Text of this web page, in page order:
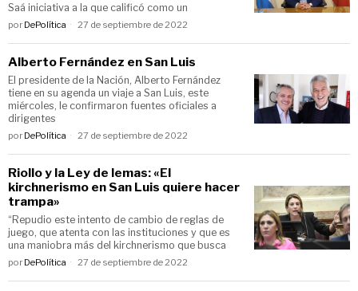
Saá iniciativa a la que calificó como un
por DePolítica 27 de septiembre de 2022
Alberto Fernández en San Luis
El presidente de la Nación, Alberto Fernández
tiene en su agenda un viaje a San Luis, este
miércoles, le confirmaron fuentes oficiales a
dirigentes
por DePolítica 27 de septiembre de 2022
Riollo y la Ley de lemas: «El
kirchnerismo en San Luis quiere hacer
trampa»
“Repudio este intento de cambio de reglas de
juego, que atenta con las instituciones y que es
una maniobra más del kirchnerismo que busca
por DePolítica 27 de septiembre de 2022